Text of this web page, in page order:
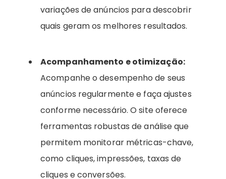
variações de anúncios para descobrir
quais geram os melhores resultados.
Acompanhamento e otimização:
Acompanhe o desempenho de seus
anúncios regularmente e faça ajustes
conforme necessário. O site oferece
ferramentas robustas de análise que
permitem monitorar métricas-chave,
como cliques, impressões, taxas de
cliques e conversões.